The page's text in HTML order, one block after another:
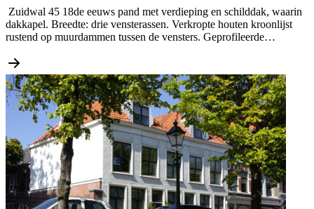
Zuidwal 45 18de eeuws pand met verdieping en schilddak, waarin
dakkapel. Breedte: drie vensterassen. Verkropte houten kroonlijst
rustend op muurdammen tussen de vensters. Geprofileerde…